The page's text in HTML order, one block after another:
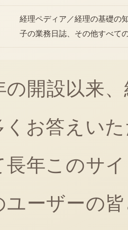
経理ペディア／経理の基礎の
子の業務日誌、その他すべて
の開設以来
くお答えい
長年このサ
ユーザーの